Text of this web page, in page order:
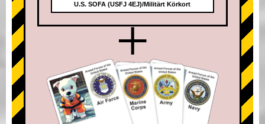
U.S. SOFA (USFJ 4EJ)/Militärt Körkort
+